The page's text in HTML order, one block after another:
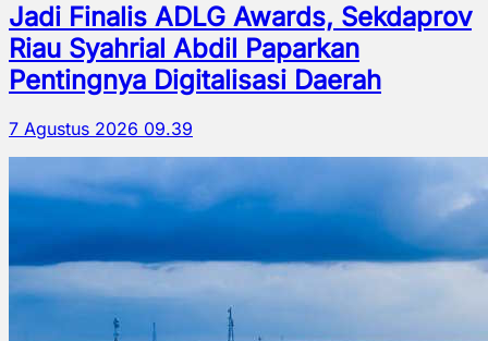
Jadi Finalis ADLG Awards, Sekdaprov
Riau Syahrial Abdil Paparkan
Pentingnya Digitalisasi Daerah
7 Agustus 2026 09.39